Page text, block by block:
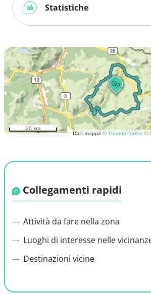
Statistiche
Dati mappa© Thunderforest ©
20 km
Collegamenti rapidi
Attività da fare nella zona
Luoghi di interesse nelle
Destinazioni vicine